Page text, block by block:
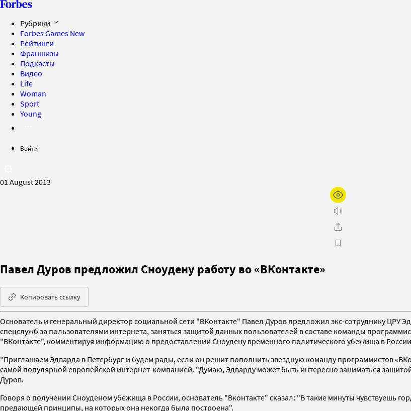
Рубрики
Forbes Games New
Рейтинги
Франшизы
Подкасты
Видео
Life
Woman
Sport
Young
Войти
01 August 2013
Павел Дуров предложил Сноудену работу во «ВКонтакте»
Копировать ссылку
Основатель и генеральный директор социальной сети "ВКонтакте" Павел Дуров предложил экс-сотруднику ЦРУ
спецслужб за пользователями интернета, заняться защитой данных пользователей в составе команды
"ВКонтакте", комментируя информацию о предоставлении Сноудену временного политического убежища в
"Приглашаем Эдварда в Петербург и будем рады, если он решит пополнить звездную команду программистов
самой популярной европейской интернет-компанией. "Думаю, Эдварду может быть интересно заниматься
Дуров.
Говоря о получении Сноуденом убежища в России, основатель "Вконтакте" сказал: "В такие минуты чувствуешь
предающей принципы, на которых она некогда была построена".